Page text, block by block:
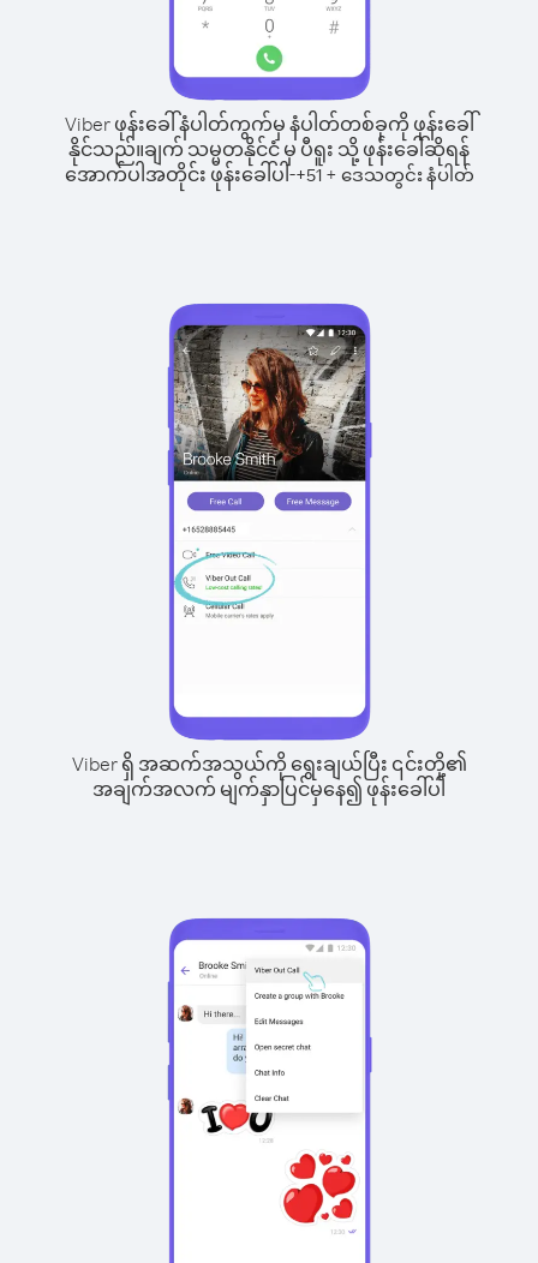
Viber ဖုန်းခေါ်နံပါတ်ကွက်မှ နံပါတ်တစ်ခုကို ဖုန်းခေါ်
နိုင်သည်။ချက် သမ္မတနိုင်ငံ မှ ပီရူး သို့ ဖုန်းခေါ်ဆိုရန်
အောက်ပါအတိုင်း ဖုန်းခေါ်ပါ-+51+ ဒေသတွင်း နံပါတ်
Viber ရှိ အဆက်အသွယ်ကို ရွေးချယ်ပြီး ၎င်းတို့၏
အချက်အလက် မျက်နှာပြင်မှနေ၍ ဖုန်းခေါ်ပါ